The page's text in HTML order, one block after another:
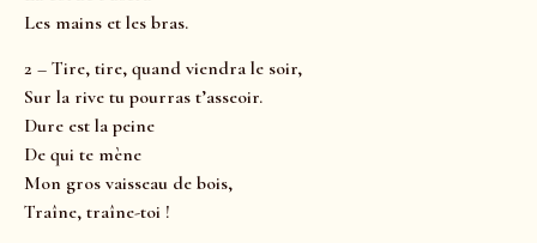
Les mains et les bras.
2 – Tire, tire, quand viendra le soir,
Sur la rive tu pourras t’asseoir.
Dure est la peine
De qui te mène
Mon gros vaisseau de bois,
Traîne, traîne-toi !